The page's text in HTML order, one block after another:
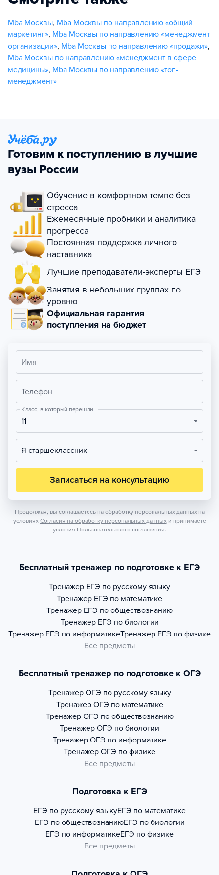
Mba Москвы, Mba Москвы по направлению «общий
маркетинг», Mba Москвы по направлению «менеджмент
организации», Mba Москвы по направлению «продажи»,
Mba Москвы по направлению «менеджмент в сфере
медицины», Mba Москвы по направлению «топ-
менеджмент»
Готовим к поступлению в лучшие
вузы России
Обучение в комфортном темпе без
стресса
Ежемесячные пробники и аналитика
прогресса
Постоянная поддержка личного
наставника
Лучшие преподаватели-эксперты ЕГЭ
Занятия в небольших группах по
уровню
Официальная гарантия
поступления на бюджет
Имя
Телефон
Класс, в который перешли
11
Я старшеклассник
Записаться на консультацию
Продолжая, вы соглашаетесь на обработку персональных данных на
условиях Согласия на обработку персональных данных и принимаете
условия Пользовательского соглашения.
Бесплатный тренажер по подготовке к ЕГЭ
Тренажер ЕГЭ по русскому языку
Тренажер ЕГЭ по математике
Тренажер ЕГЭ по обществознанию
Тренажер ЕГЭ по биологии
Тренажер ЕГЭ по информатикеТренажер ЕГЭ по физике
Все предметы
Бесплатный тренажер по подготовке к ОГЭ
Тренажер ОГЭ по русскому языку
Тренажер ОГЭ по математике
Тренажер ОГЭ по обществознанию
Тренажер ОГЭ по биологии
Тренажер ОГЭ по информатике
Тренажер ОГЭ по физике
Все предметы
Подготовка к ЕГЭ
ЕГЭ по русскому языкуЕГЭ по математике
ЕГЭ по обществознаниюЕГЭ по биологии
ЕГЭ по информатикеЕГЭ по физике
Все предметы